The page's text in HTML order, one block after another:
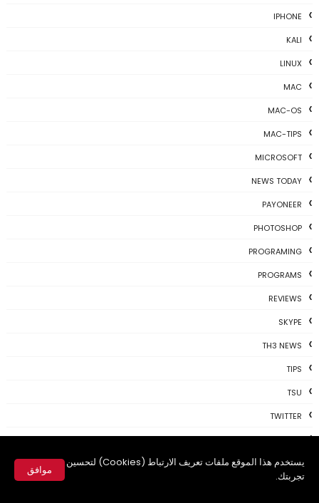
يستخدم هذا الموقع ملفات تعريف الارتباط (Cookies) لتحسين
تجربتك.
موافق
IPHONE
KALI
LINUX
MAC
MAC-OS
MAC-TIPS
MICROSOFT
NEWS TODAY
PAYONEER
PHOTOSHOP
PROGRAMING
PROGRAMS
REVIEWS
SKYPE
TH3 NEWS
TIPS
TSU
TWITTER
USBKEY
VIDEO